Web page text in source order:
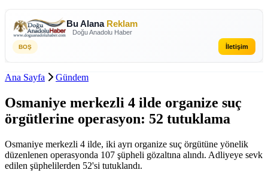
Bu Alana Reklam
Doğu Anadolu Haber
BOŞ İletişim
Ana Sayfa Gündem
Osmaniye merkezli 4 ilde organize suç
örgütlerine operasyon: 52 tutuklama
Osmaniye merkezli 4 ilde, iki ayrı organize suç örgütüne yönelik
düzenlenen operasyonda 107 şüpheli gözaltına alındı. Adliyeye sevk
edilen şüphelilerden 52'si tutuklandı.